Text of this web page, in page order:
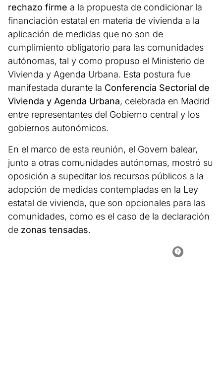
rechazo firme a la propuesta de condicionar la
financiación estatal en materia de vivienda a la
aplicación de medidas que no son de
cumplimiento obligatorio para las comunidades
autónomas, tal y como propuso el Ministerio de
Vivienda y Agenda Urbana. Esta postura fue
manifestada durante la Conferencia Sectorial de
Vivienda y Agenda Urbana, celebrada en Madrid
entre representantes del Gobierno central y los
gobiernos autonómicos.
En el marco de esta reunión, el Govern balear,
junto a otras comunidades autónomas, mostró su
oposición a supeditar los recursos públicos a la
adopción de medidas contempladas en la Ley
estatal de vivienda, que son opcionales para las
comunidades, como es el caso de la declaración
de zonas tensadas.